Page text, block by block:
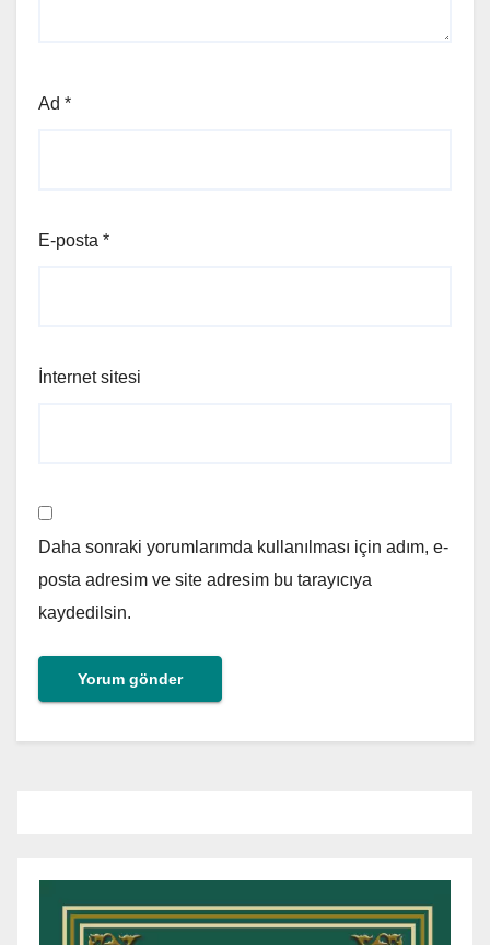
Ad *
E-posta *
İnternet sitesi
Daha sonraki yorumlarımda kullanılması için adım, e-
posta adresim ve site adresim bu tarayıcıya
kaydedilsin.